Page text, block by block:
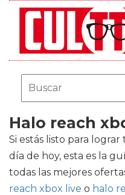
Halo reach
Si estás listo para lograr
día de hoy, esta es la
todas las mejores
reach xbox live o halo